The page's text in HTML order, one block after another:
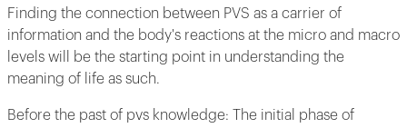
Finding the connection between PVS as a carrier of
information and the body's reactions at the micro and macro
levels will be the starting point in understanding the
meaning of life as such.
Before the past of pvs knowledge: The initial phase of